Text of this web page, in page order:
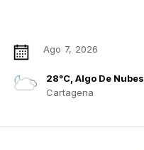
Ago 7, 2026
28°C, Algo De Nubes
Cartagena